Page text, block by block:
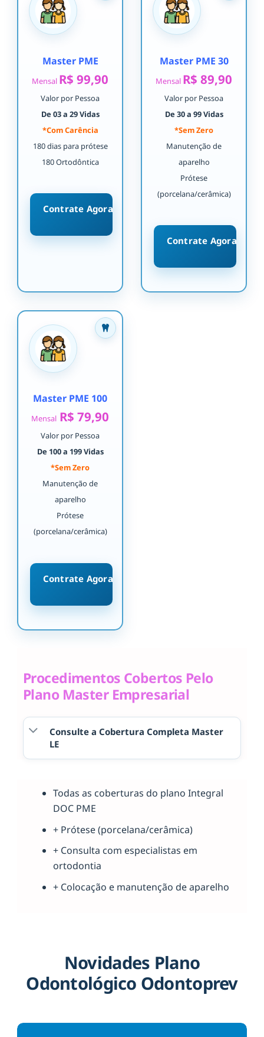
Master PME
Mensal R$ 99,90
Valor por Pessoa
De 03 a 29 Vidas
*Com Carência
180 dias para prótese
180 Ortodôntica
Contrate Agora
Master PME 30
Mensal R$ 89,90
Valor por Pessoa
De 30 a 99 Vidas
*Sem Zero
Manutenção de
aparelho
Prótese
(porcelana/cerâmica)
Contrate Agora
Master PME 100
Mensal R$ 79,90
Valor por Pessoa
De 100 a 199 Vidas
*Sem Zero
Manutenção de
aparelho
Prótese
(porcelana/cerâmica)
Contrate Agora
Procedimentos Cobertos Pelo
Plano Master Empresarial
Consulte a Cobertura Completa Master
LE
Todas as coberturas do plano Integral
DOC PME
+ Prótese (porcelana/cerâmica)
+ Consulta com especialistas em
ortodontia
+ Colocação e manutenção de aparelho
Novidades Plano
Odontológico Odontoprev